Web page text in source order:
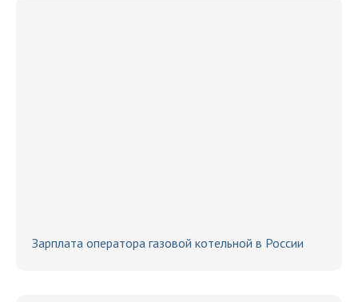
Зарплата оператора газовой котельной в России